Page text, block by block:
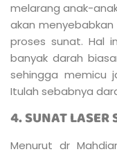
melarang anak-
akan
proses sunat. Hal
banyak darah
sehingga memicu
Itulah sebabnya
4. SUNAT LASER
Menurut dr